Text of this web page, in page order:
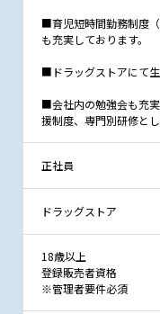
■育児短時間勤務制度
も充実しております。
■ドラッグストアにて生
■会社内の勉強会も充
援制度、専門別研修と
正社員
ドラッグストア
18歳以上
登録販売者資格
※管理者要件必須